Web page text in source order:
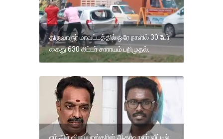
திருவாரூர் மாவட்டத்தில் ஒரே நாளில் 30 பேர்
கைது.630 லிட்டர் சாராயம் பறிமுதல்.
எம்.ஆர்.விஜயபாஸ்கரின் ஆதரவாளர் வீட்டில்